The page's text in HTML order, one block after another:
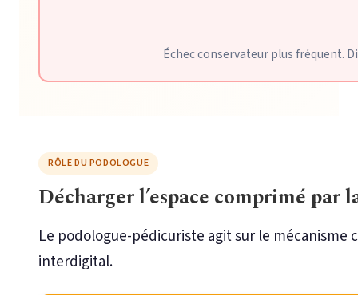
Échec conservateur plus fréquent.
RÔLE DU PODOLOGUE
Décharger l’espace comprimé par
Le podologue-pédicuriste agit sur le
interdigital.